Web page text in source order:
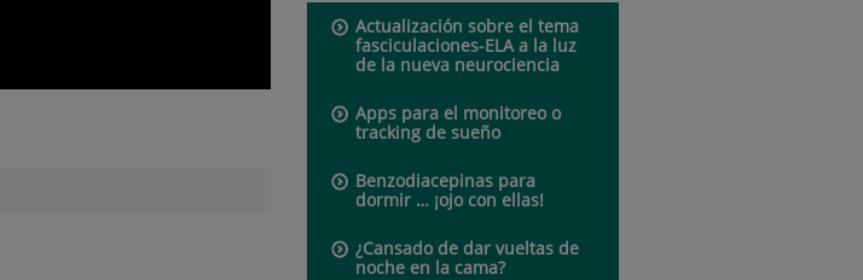
Actualización sobre el tema
fasciculaciones-ELA a la luz
de la nueva neurociencia
Apps para el monitoreo o
tracking de sueño
Benzodiacepinas para
dormir … ¡ojo con ellas!
¿Cansado de dar vueltas de
noche en la cama?